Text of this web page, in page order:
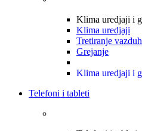
Klima uredjaji i
Klima uredjaji
Tretiranje
Grejanje
Klima uredjaji i
Telefoni i tableti